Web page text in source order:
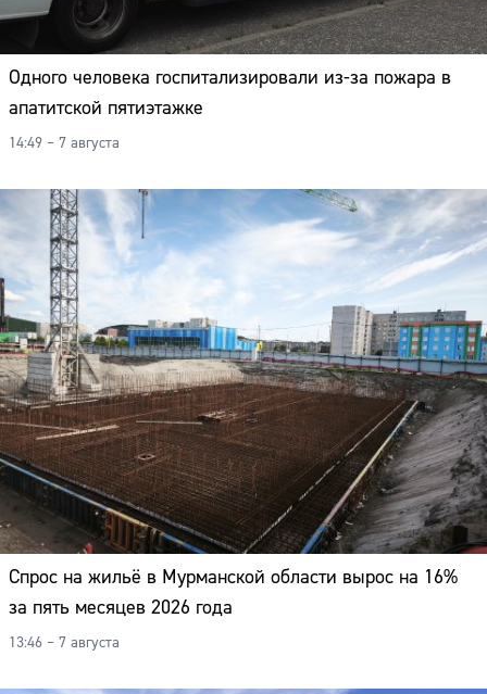
Одного человека госпитализировали из-за пожара в
апатитской пятиэтажке
14:49 – 7 августа
Спрос на жильё в Мурманской области вырос на 16%
за пять месяцев 2026 года
13:46 – 7 августа